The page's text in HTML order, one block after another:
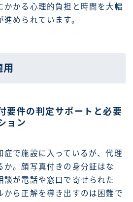
かかる心理的負担と時間を大幅
められています。
要件の判定サポートと必要
ョン
で施設に入っているが、代理
か。顔写真付きの身分証はな
談が電話や窓口で寄せられた
から正解を導き出すのは困難で